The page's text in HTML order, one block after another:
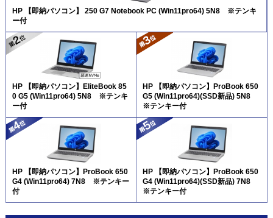
HP 【即納パソコン】 250 G7 Notebook PC (Win11pro64) 5N8 ※テンキ
ー付
HP 【即納パソコン】EliteBook 85
0 G5 (Win11pro64) 5N8 ※テンキ
ー付
HP 【即納パソコン】ProBook 650
G5 (Win11pro64)(SSD新品) 5N8
※テンキー付
HP 【即納パソコン】ProBook 650
G4 (Win11pro64) 7N8 ※テンキー
付
HP 【即納パソコン】ProBook 650
G4 (Win11pro64)(SSD新品) 7N8
※テンキー付